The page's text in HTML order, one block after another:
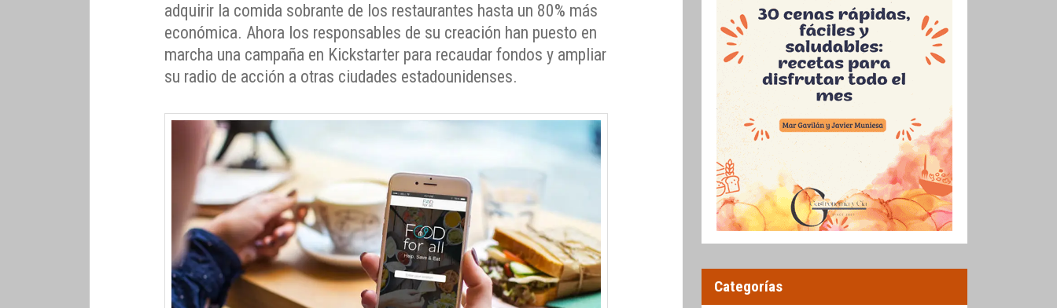
adquirir la comida sobrante de los restaurantes hasta un 80% más
económica. Ahora los responsables de su creación han puesto en
marcha una campaña en Kickstarter para recaudar fondos y ampliar
su radio de acción a otras ciudades estadounidenses.
Categorías